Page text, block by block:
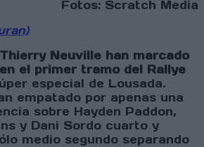
Fotos: Scratch Media
Neuville han marcado
el primer tramo del Rallye
especial de Lousada.
empatado por apenas una
sobre Hayden Paddon,
y Dani Sordo cuarto y
medio segundo separando